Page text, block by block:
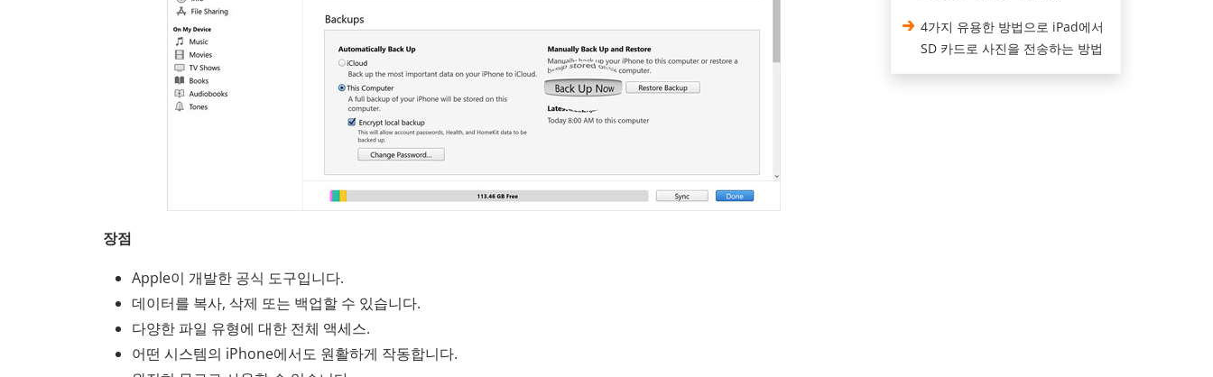
장점
Apple이 개발한 공식 도구입니다.
데이터를 복사, 삭제 또는 백업할 수 있습니다.
다양한 파일 유형에 대한 전체 액세스.
어떤 시스템의 iPhone에서도 원활하게 작동합니다.
4가지 유용한 방법으로 iPad에서
SD 카드로 사진을 전송하는 방법